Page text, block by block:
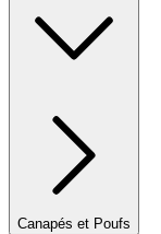
Canapés et Poufs